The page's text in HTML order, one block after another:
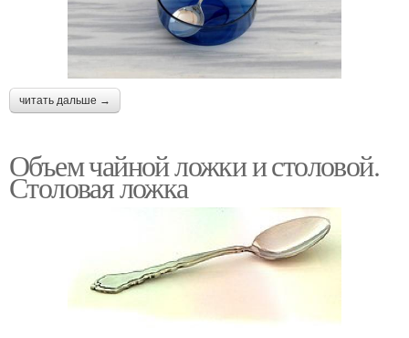
читать дальше →
Объем чайной ложки и столовой.
Столовая ложка